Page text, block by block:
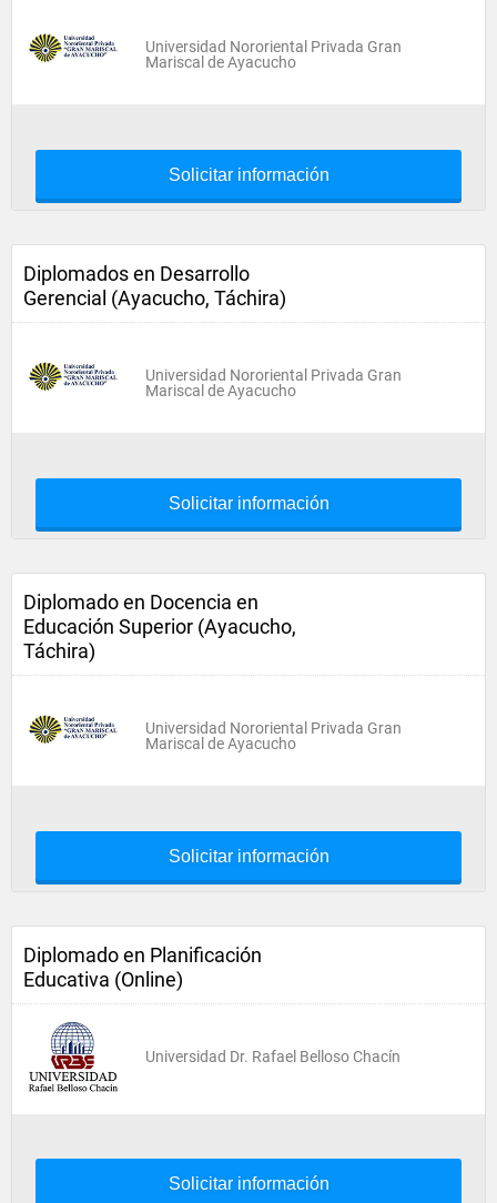
Universidad Nororiental Privada Gran
Mariscal de Ayacucho
Solicitar información
Diplomados en Desarrollo
Gerencial (Ayacucho, Táchira)
Universidad Nororiental Privada Gran
Mariscal de Ayacucho
Solicitar información
Diplomado en Docencia en
Educación Superior (Ayacucho,
Táchira)
Universidad Nororiental Privada Gran
Mariscal de Ayacucho
Solicitar información
Diplomado en Planificación
Educativa (Online)
Universidad Dr. Rafael Belloso Chacín
Solicitar información